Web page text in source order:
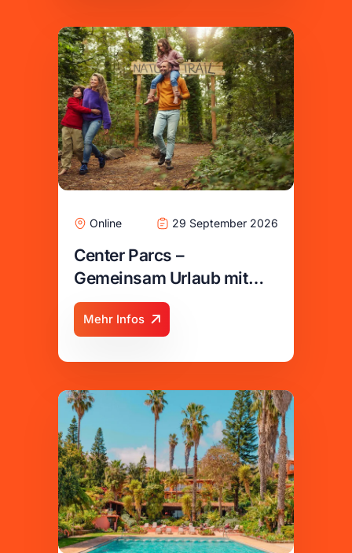
Online 29 September 2026
Center Parcs –
Gemeinsam Urlaub mit
Zukunft gestalten
Mehr Infos